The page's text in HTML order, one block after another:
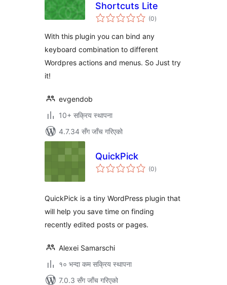
Shortcuts Lite
(0कुल
रेटिङ्गहरू
)
With this plugin you can bind any
keyboard combination to different
Wordpres actions and menus. So Just try
it!
evgendob
10+ सक्रिय स्थापना
4.7.34 सँग जाँच गरिएको
QuickPick
(0कुल
रेटिङ्गहरू
)
QuickPick is a tiny WordPress plugin that
will help you save time on finding
recently edited posts or pages.
Alexei Samarschi
१० भन्दा कम सक्रिय स्थापना
7.0.3 सँग जाँच गरिएको